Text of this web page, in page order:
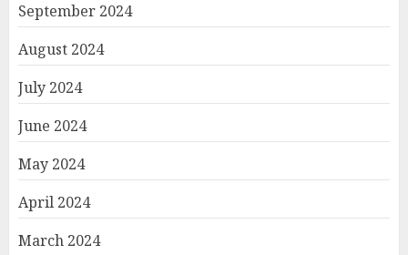
September 2024
August 2024
July 2024
June 2024
May 2024
April 2024
March 2024